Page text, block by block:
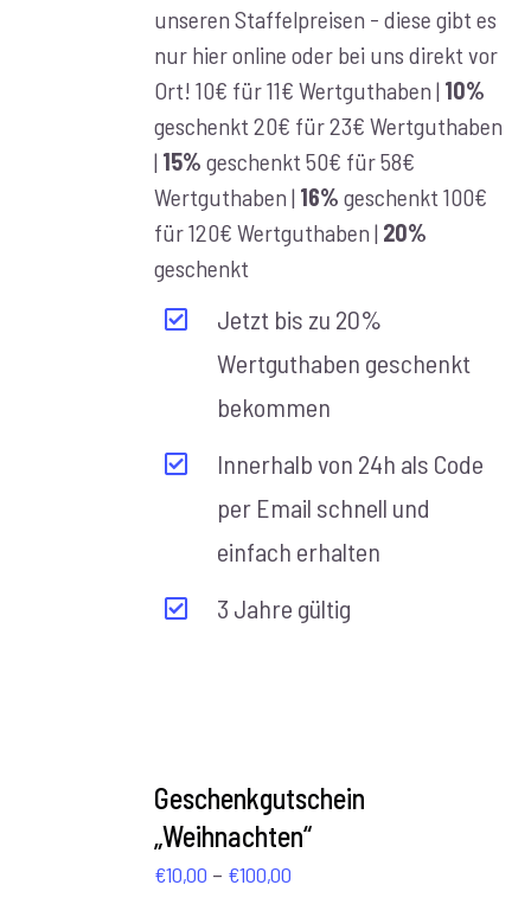
unseren Staffelpreisen - diese gibt es
nur hier online oder bei uns direkt vor
Ort! 10€ für 11€ Wertguthaben | 10%
geschenkt 20€ für 23€ Wertguthaben
| 15% geschenkt 50€ für 58€
Wertguthaben | 16% geschenkt 100€
für 120€ Wertguthaben | 20%
geschenkt
Jetzt bis zu 20%
Wertguthaben geschenkt
bekommen
Innerhalb von 24h als Code
per Email schnell und
einfach erhalten
3 Jahre gültig
Geschenkgutschein
„Weihnachten“
€10,00 – €100,00